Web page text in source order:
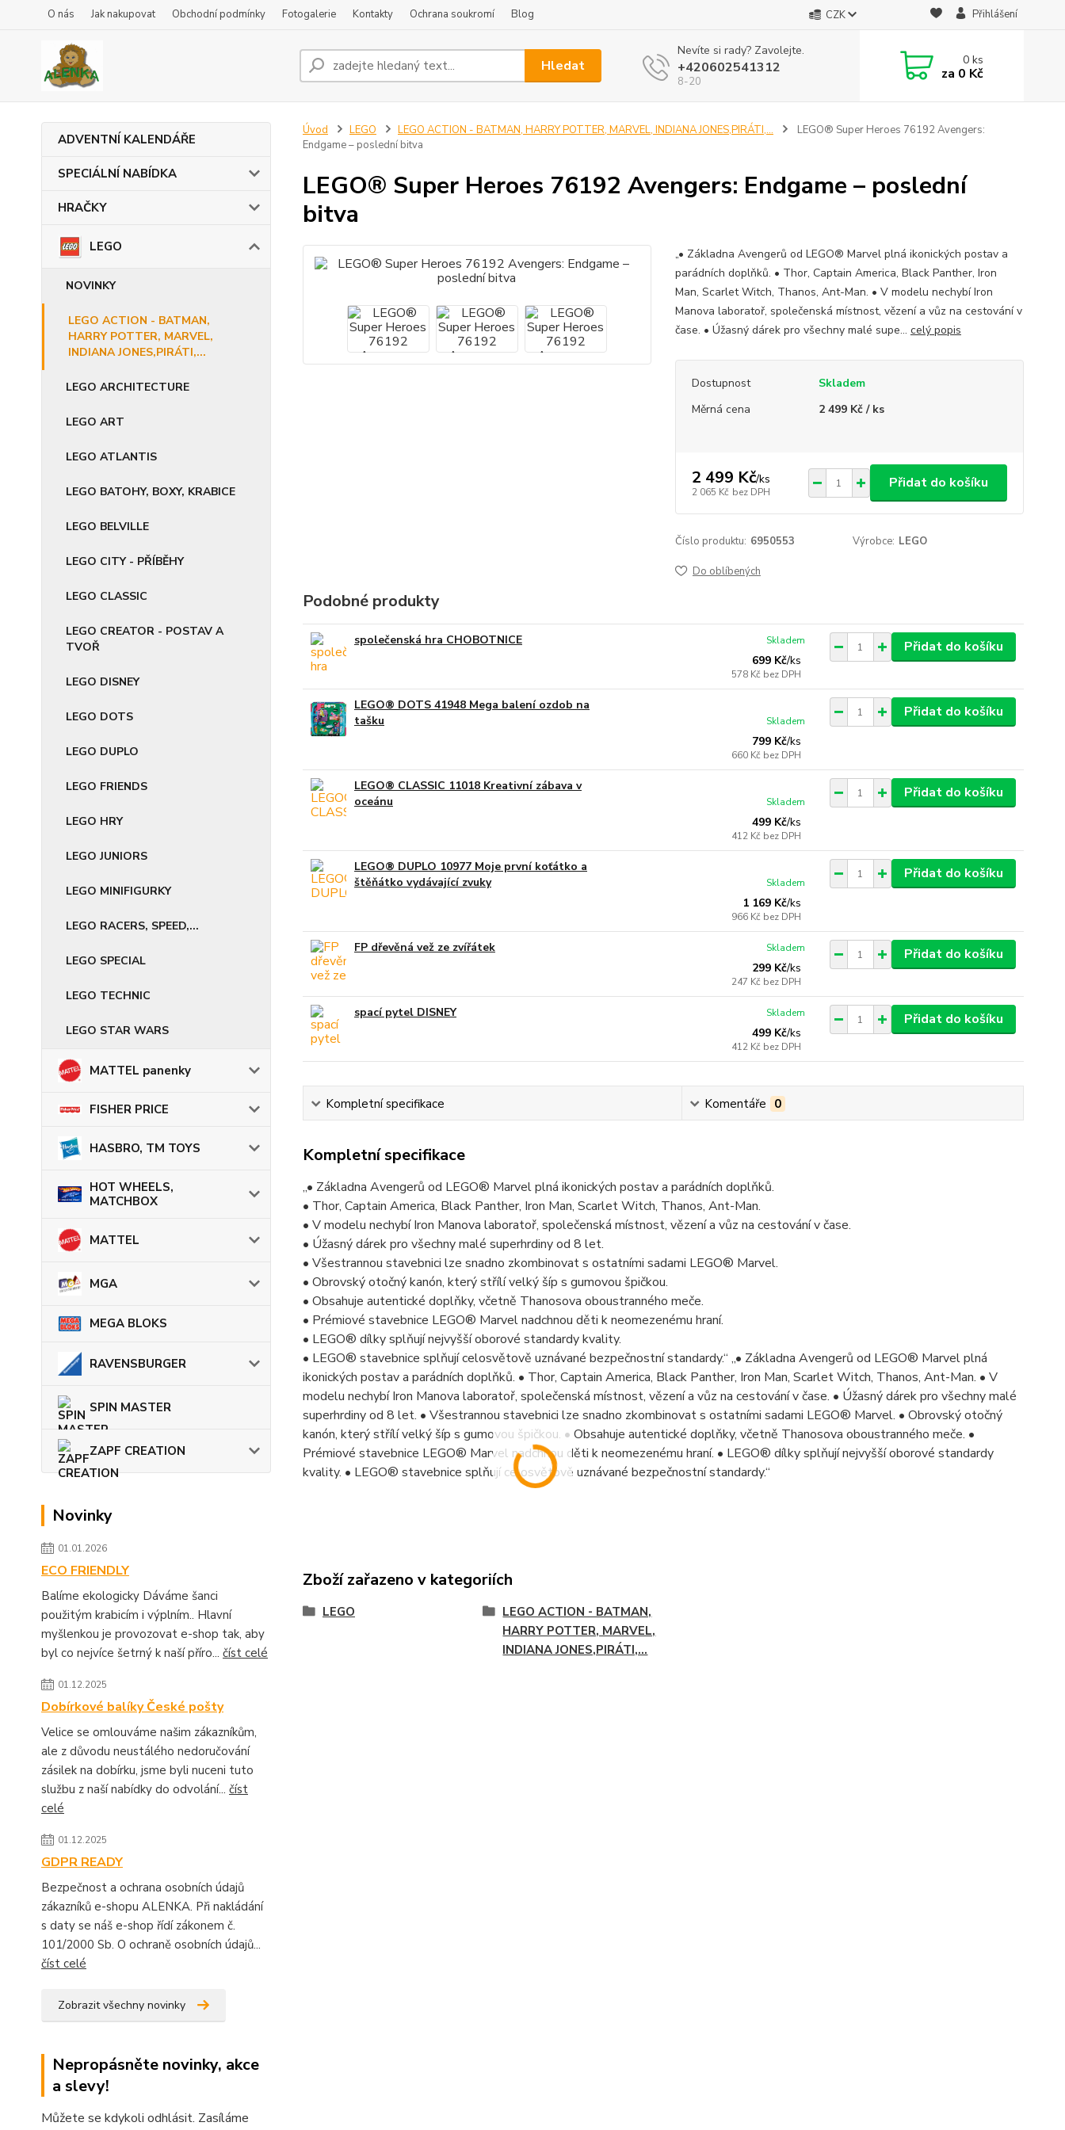
O nás Jak nakupovat Obchodní podmínky Fotogalerie Kontakty Ochrana soukromí Blog CZK Přihlášení
Hledat
Nevíte si rady? Zavolejte.
+420602541312
8-20
0ks
za 0 Kč
ADVENTNÍ KALENDÁŘE
SPECIÁLNÍ NABÍDKA
HRAČKY
LEGO
NOVINKY
LEGO ACTION - BATMAN,
HARRY POTTER, MARVEL,
INDIANA JONES,PIRÁTI,...
LEGO ARCHITECTURE
LEGO ART
LEGO ATLANTIS
LEGO BATOHY, BOXY, KRABICE
LEGO BELVILLE
LEGO CITY - PŘÍBĚHY
LEGO CLASSIC
LEGO CREATOR - POSTAV A
TVOŘ
LEGO DISNEY
LEGO DOTS
LEGO DUPLO
LEGO FRIENDS
LEGO HRY
LEGO JUNIORS
LEGO MINIFIGURKY
LEGO RACERS, SPEED,...
LEGO SPECIAL
LEGO TECHNIC
LEGO STAR WARS
MATTEL panenky
FISHER PRICE
HASBRO, TM TOYS
HOT WHEELS,
MATCHBOX
MATTEL
MGA
MEGA BLOKS
RAVENSBURGER
SPIN MASTER
ZAPF CREATION
Novinky
01.01.2026
ECO FRIENDLY
Balíme ekologicky Dáváme šanci
použitým krabicím i výplním.. Hlavní
myšlenkou je provozovat e-shop tak, aby
byl co nejvíce šetrný k naší příro... číst celé
01.12.2025
Dobírkové balíky České pošty
Velice se omlouváme našim zákazníkům,
ale z důvodu neustálého nedoručování
zásilek na dobírku, jsme byli nuceni tuto
službu z naší nabídky do odvolání... číst
celé
01.12.2025
GDPR READY
Bezpečnost a ochrana osobních údajů
zákazníků e-shopu ALENKA. Při nakládání
s daty se náš e-shop řídí zákonem č.
101/2000 Sb. O ochraně osobních údajů...
číst celé
Zobrazit všechny novinky
Nepropásněte novinky, akce
a slevy!
Můžete se kdykoli odhlásit. Zasíláme
Úvod LEGO LEGO ACTION - BATMAN, HARRY POTTER, MARVEL, INDIANA JONES,PIRÁTI,...
LEGO® Super Heroes 76192 Avengers:
Endgame – poslední bitva
LEGO® Super Heroes 76192 Avengers: Endgame – poslední
bitva
„• Základna Avengerů od LEGO® Marvel plná ikonických postav a
parádních doplňků. • Thor, Captain America, Black Panther, Iron
Man, Scarlet Witch, Thanos, Ant-Man. • V modelu nechybí Iron
Manova laboratoř, společenská místnost, vězení a vůz na cestování v
čase. • Úžasný dárek pro všechny malé supe... celý popis
Dostupnost
Skladem
Měrná cena
2 499 Kč / ks
2 499 Kč/ks
2 065 Kč bez DPH
Přidat do košíku
Číslo produktu: 6950553 Výrobce: LEGO
Do oblíbených
Podobné produkty
společenská hra CHOBOTNICE
699 Kč/ks
578 Kč bez DPH
Skladem Přidat do košíku
LEGO® DOTS 41948 Mega balení ozdob na
tašku
799 Kč/ks
660 Kč bez DPH
Skladem
Přidat do košíku
LEGO® CLASSIC 11018 Kreativní zábava v
oceánu
499 Kč/ks
412 Kč bez DPH
Skladem
Přidat do košíku
LEGO® DUPLO 10977 Moje první koťátko a
štěňátko vydávající zvuky
1 169 Kč/ks
966 Kč bez DPH
Skladem
Přidat do košíku
FP dřevěná vež ze zvířátek
299 Kč/ks
247 Kč bez DPH
Skladem Přidat do košíku
spací pytel DISNEY
499 Kč/ks
412 Kč bez DPH
Skladem Přidat do košíku
Kompletní specifikace Komentáře 0
Kompletní specifikace
„• Základna Avengerů od LEGO® Marvel plná ikonických postav a parádních doplňků.
• Thor, Captain America, Black Panther, Iron Man, Scarlet Witch, Thanos, Ant-Man.
• V modelu nechybí Iron Manova laboratoř, společenská místnost, vězení a vůz na cestování v čase.
• Úžasný dárek pro všechny malé superhrdiny od 8 let.
• Všestrannou stavebnici lze snadno zkombinovat s ostatními sadami LEGO® Marvel.
• Obrovský otočný kanón, který střílí velký šíp s gumovou špičkou.
• Obsahuje autentické doplňky, včetně Thanosova oboustranného meče.
• Prémiové stavebnice LEGO® Marvel nadchnou děti k neomezenému hraní.
• LEGO® dílky splňují nejvyšší oborové standardy kvality.
• LEGO® stavebnice splňují celosvětově uznávané bezpečnostní standardy.“ „• Základna Avengerů od LEGO® Marvel plná
ikonických postav a parádních doplňků. • Thor, Captain America, Black Panther, Iron Man, Scarlet Witch, Thanos, Ant-Man. • V
modelu nechybí Iron Manova laboratoř, společenská místnost, vězení a vůz na cestování v čase. • Úžasný dárek pro všechny malé
superhrdiny od 8 let. • Všestrannou stavebnici lze snadno zkombinovat s ostatními sadami LEGO® Marvel. • Obrovský otočný
kanón, který střílí velký šíp s gumovou špičkou. • Obsahuje autentické doplňky, včetně Thanosova oboustranného meče. •
Prémiové stavebnice LEGO® Marvel nadchnou děti k neomezenému hraní. • LEGO® dílky splňují nejvyšší oborové standardy
kvality. • LEGO® stavebnice splňují celosvětově uznávané bezpečnostní standardy.“
Zboží zařazeno v kategoriích
LEGO
LEGO ACTION - BATMAN,
HARRY POTTER, MARVEL,
INDIANA JONES,PIRÁTI,...